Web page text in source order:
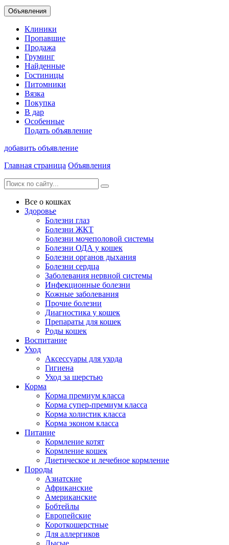
Объявления
Клиники
Пропавшие
Продажа
Груминг
Найденные
Гостиницы
Питомники
Вязка
Покупка
В дар
Особенные
Подать объявление
добавить объявление
Главная страница Объявления
Все о кошках
Здоровье
Болезни глаз
Болезни ЖКТ
Болезни мочеполовой системы
Болезни ОДА у кошек
Болезни органов дыхания
Болезни сердца
Заболевания нервной системы
Инфекционные болезни
Кожные заболевания
Прочие болезни
Диагностика у кошек
Препараты для кошек
Роды кошек
Воспитание
Уход
Аксессуары для ухода
Гигиена
Уход за шерстью
Корма
Корма премиум класса
Корма супер-премиум класса
Корма холистик класса
Корма эконом класса
Питание
Кормление котят
Кормление кошек
Диетическое и лечебное кормление
Породы
Азиатские
Африканские
Американские
Бобтейлы
Европейские
Короткошерстные
Для аллергиков
Лысые